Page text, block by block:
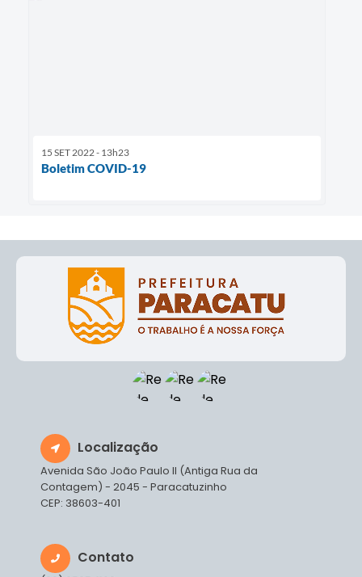
15 SET 2022 - 13h23
Boletim COVID-19
Localização
Avenida São João Paulo II (Antiga Rua da
Contagem) - 2045 - Paracatuzinho
CEP: 38603-401
Contato